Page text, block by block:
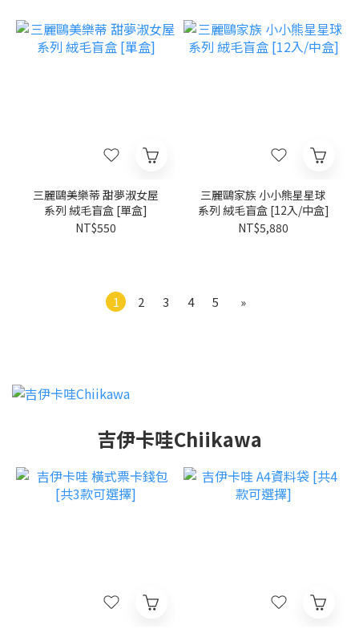
三麗鷗美樂蒂 甜夢淑女屋
系列 絨毛盲盒 [單盒]
NT$550
三麗鷗家族 小小熊星星球
系列 絨毛盲盒 [12入/中盒]
NT$5,880
1 2 3 4 5 »
吉伊卡哇Chiikawa